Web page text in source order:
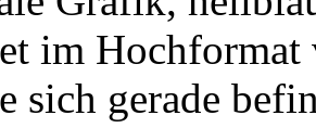
im
sich gerade